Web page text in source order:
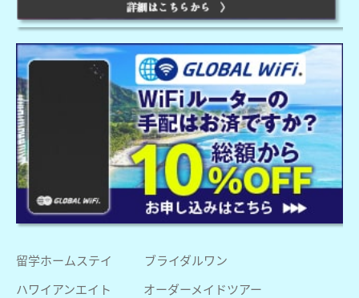
留学ホームステイ
ブライダルワン
ハワイアンエイト
オーダーメイドツアー